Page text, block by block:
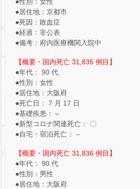
●居住地：京都市
●死因：敗血症
●経過：非公表
●備考：府内医療機関入院中
【概要・国内死亡 31,835 例目】
●年代： 90 代
●性別：女性
●居住地：大阪府
●死亡日： 7 月 17 日
●基礎疾患： –
●新型コロナ関連死亡： 〇
●自宅・宿泊死亡： –
【概要・国内死亡 31,836 例目】
●年代： 90 代
●性別：男性
●居住地：大阪府